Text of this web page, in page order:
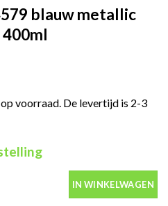
blauw metallic
voorraad. De levertijd is 2-3
metallic autolak in spuitbus 400ml
IN WINKELWAGEN